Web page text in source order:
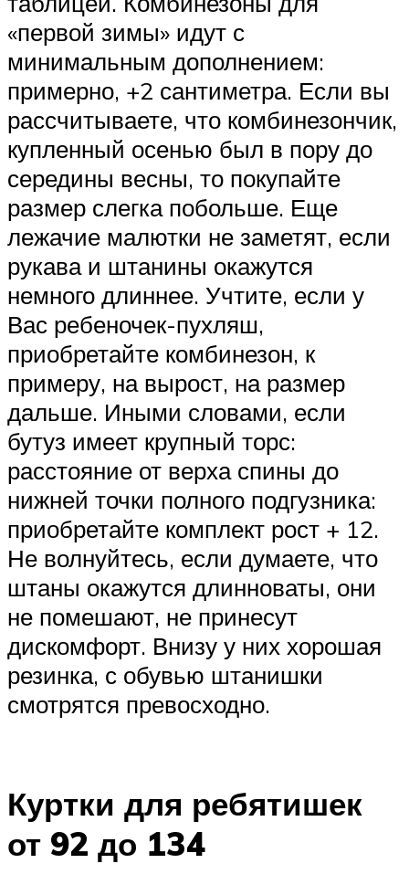
«первой зимы» идут с
минимальным дополнением:
примерно, +2 сантиметра. Если вы
рассчитываете, что комбинезончик,
купленный осенью был в пору до
середины весны, то покупайте
размер слегка побольше. Еще
лежачие малютки не заметят, если
рукава и штанины окажутся
немного длиннее. Учтите, если у
Вас ребеночек-пухляш,
приобретайте комбинезон, к
примеру, на вырост, на размер
дальше. Иными словами, если
бутуз имеет крупный торс:
расстояние от верха спины до
нижней точки полного подгузника:
приобретайте комплект рост + 12.
Не волнуйтесь, если думаете, что
штаны окажутся длинноваты, они
не помешают, не принесут
дискомфорт. Внизу у них хорошая
резинка, с обувью штанишки
смотрятся превосходно.
Куртки для ребятишек
от 92 до 134